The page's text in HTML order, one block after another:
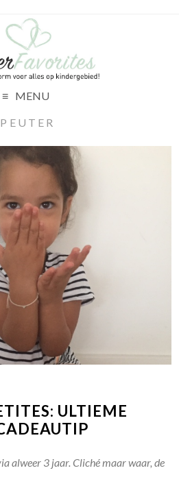
MENU
ULTIEME
alweer 3 jaar. Cliché maar waar, de